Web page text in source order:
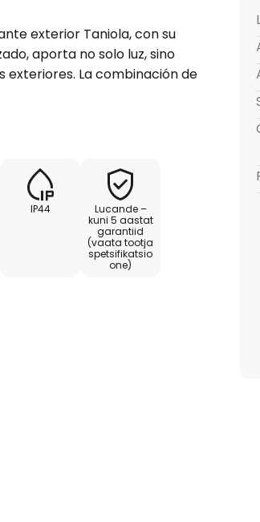
exterior Taniola, con su
aporta no solo luz, sino
exteriores. La combinación de
a esta lámpara un
acogedor en la terraza o
entrada de cuerpos
que la convierte en una
La combinación de colores
natural y se integra
su espacio exterior. Aunque
suministro, el brillo se puede
Con la lámpara
IP44
Lucande –
kuni 5 aastat
garantiid
(vaata tootja
spetsifikatsio
one)